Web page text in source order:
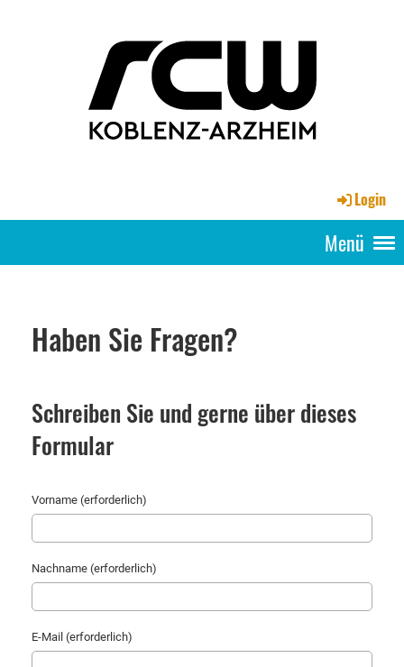
Login
Menü
Haben Sie Fragen?
Schreiben Sie und gerne über dieses
Formular
Vorname (erforderlich)
Nachname (erforderlich)
E-Mail (erforderlich)